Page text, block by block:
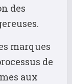
des
marques
de
aux